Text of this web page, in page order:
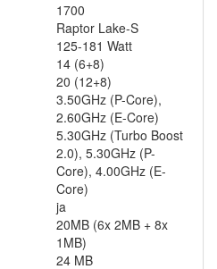
1700
Raptor Lake-S
125-181 Watt
14 (6+8)
20 (12+8)
3.50GHz (P-Core),
2.60GHz (E-Core)
5.30GHz (Turbo Boost
2.0), 5.30GHz (P-
Core), 4.00GHz (E-
Core)
ja
20MB (6x 2MB + 8x
1MB)
24 MB